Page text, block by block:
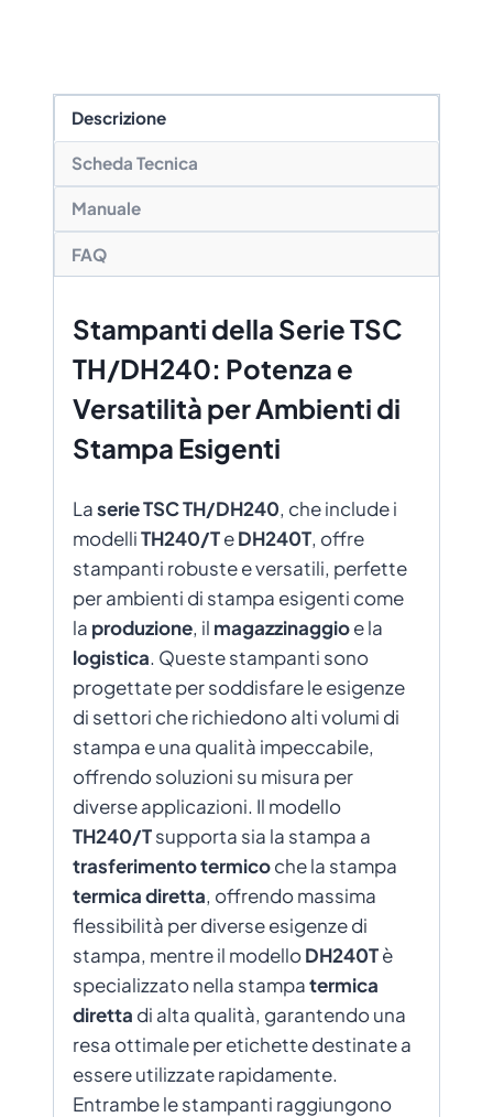
Descrizione
Scheda Tecnica
Manuale
FAQ
Stampanti della Serie TSC
TH/DH240: Potenza e
Versatilità per Ambienti di
Stampa Esigenti
Laserie TSC TH/DH240, che include i
modelliTH240/TeDH240T, offre
stampanti robuste e versatili, perfette
per ambienti di stampa esigenti come
la produzione, il magazzinaggioe la
logistica. Queste stampanti sono
progettate per soddisfare le esigenze
di settori che richiedono alti volumi di
stampa e una qualità impeccabile,
offrendo soluzioni su misura per
diverse applicazioni. Il modello
TH240/Tsupporta sia la stampa a
trasferimento termicoche la stampa
termica diretta, offrendo massima
flessibilità per diverse esigenze di
stampa, mentre il modelloDH240Tè
specializzato nella stampatermica
diretta di alta qualità, garantendo una
resa ottimale per etichette destinate a
essere utilizzate rapidamente.
Entrambe le stampanti raggiungono